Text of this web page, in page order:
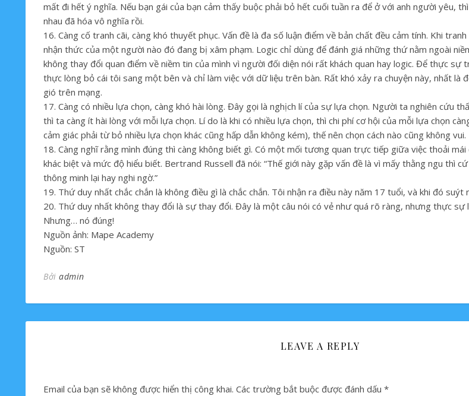
mất đi hết ý nghĩa. Nếu bạn gái của bạn cảm thấy buộc phải bỏ hết cuối tuần ra để ở với anh người yêu,
nhau đã hóa vô nghĩa rồi.
16. Càng cố tranh cãi, càng khó thuyết phục. Vấn đề là đa số luận điểm về bản chất đều cảm tính. Khi
nhận thức của một người nào đó đang bị xâm phạm. Logic chỉ dùng để đánh giá những thứ nằm ngoài
không thay đổi quan điểm về niềm tin của mình vì người đối diện nói rất khách quan hay logic. Để thực sự
thực lòng bỏ cái tôi sang một bên và chỉ làm việc với dữ liệu trên bàn. Rất khó xảy ra chuyện này, nhất là
gió trên mạng.
17. Càng có nhiều lựa chọn, càng khó hài lòng. Đây gọi là nghịch lí của sự lựa chọn. Người ta nghiên cứu
thì ta càng ít hài lòng với mỗi lựa chọn. Lí do là khi có nhiều lựa chọn, thì chi phí cơ hội của mỗi lựa chọn
cảm giác phải từ bỏ nhiều lựa chọn khác cũng hấp dẫn không kém), thế nên chọn cách nào cũng không vui.
18. Càng nghĩ rằng mình đúng thì càng không biết gì. Có một mối tương quan trực tiếp giữa việc thoải
khác biệt và mức độ hiểu biết. Bertrand Russell đã nói: “Thế giới này gặp vấn đề là vì mấy thằng ngu thì
thông minh lại hay nghi ngờ.”
19. Thứ duy nhất chắc chắn là không điều gì là chắc chắn. Tôi nhận ra điều này năm 17 tuổi, và khi đó suýt
20. Thứ duy nhất không thay đổi là sự thay đổi. Đây là một câu nói có vẻ như quá rõ ràng, nhưng thực sự
Nhưng… nó đúng!
Nguồn ảnh: Mape Academy
Nguồn: ST
Bởi admin
LEAVE A REPLY
Email của bạn sẽ không được hiển thị công khai. Các trường bắt buộc được đánh dấu *